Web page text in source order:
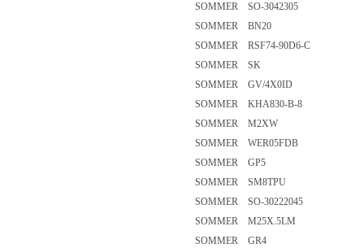
SOMMER SO-3042305
SOMMER BN20
SOMMER RSF74-90D6-C
SOMMER SK
SOMMER GV/4X0ID
SOMMER KHA830-B-8
SOMMER M2XW
SOMMER WER05FDB
SOMMER GP5
SOMMER SM8TPU
SOMMER SO-30222045
SOMMER M25X.5LM
SOMMER GR4